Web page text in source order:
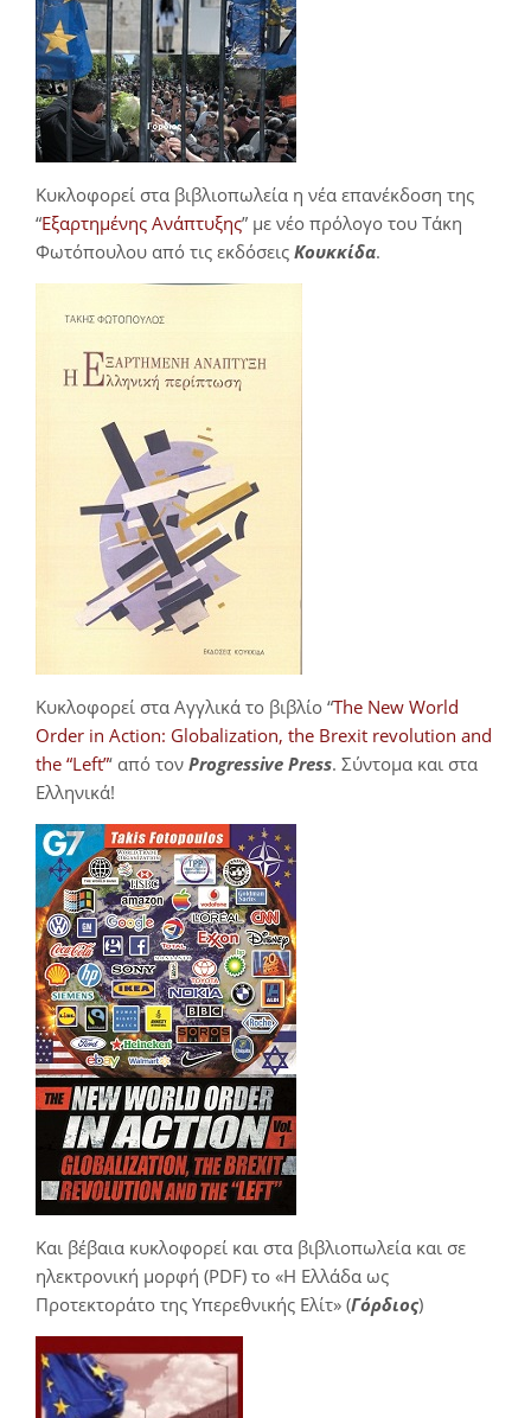
Κυκλοφορεί στα βιβλιοπωλεία η νέα επανέκδοση της
“Εξαρτημένης Ανάπτυξης” με νέο πρόλογο του Τάκη
Φωτόπουλου από τις εκδόσεις Κουκκίδα.
Κυκλοφορεί στα Αγγλικά το βιβλίο “The New World
Order in Action: Globalization, the Brexit revolution and
the “Left”‘ από τον Progressive Press. Σύντομα και στα
Ελληνικά!
Και βέβαια κυκλοφορεί και στα βιβλιοπωλεία και σε
ηλεκτρονική μορφή (PDF) το «Η Ελλάδα ως
Προτεκτοράτο της Υπερεθνικής Ελίτ» (Γόρδιος)